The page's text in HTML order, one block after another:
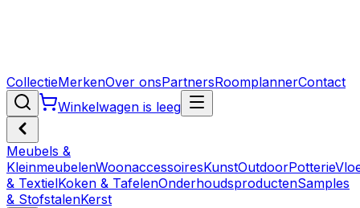
CollectieMerkenOver onsPartnersRoomplannerContact
Winkelwagen is leeg
Meubels &
KleinmeubelenWoonaccessoiresKunstOutdoorPotterie
& TextielKoken & TafelenOnderhoudsproductenSamples
& StofstalenKerst